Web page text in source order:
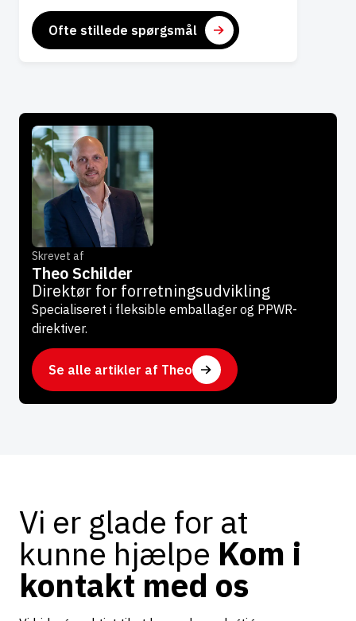
Ofte stillede spørgsmål
Skrevet af
Theo Schilder
Direktør for forretningsudvikling
Specialiseret i fleksible emballager og PPWR-
direktiver.
Se alle artikler af Theo
Vi er glade for at
kunne hjælpe Kom i
kontakt med os